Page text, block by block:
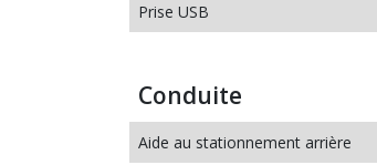
Prise USB
Conduite
Aide au stationnement arrière